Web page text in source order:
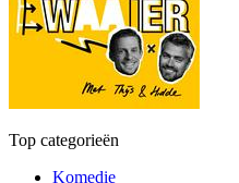
Top categorieën
Komedie